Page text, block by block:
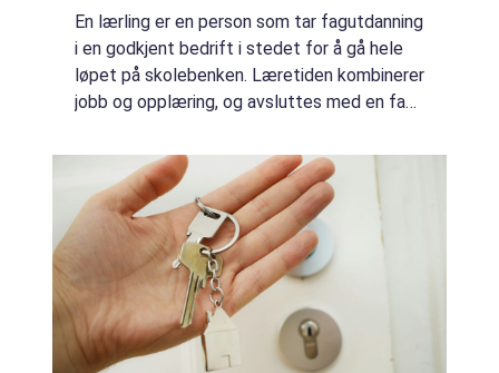
En lærling er en person som tar fagutdanning
i en godkjent bedrift i stedet for å gå hele
løpet på skolebenken. Læretiden kombinerer
jobb og opplæring, og avsluttes med en fag-
lærlingen fagbrev, som gir d...